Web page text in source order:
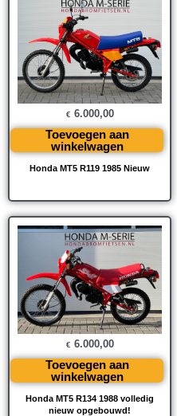
Honda MT5 R119 1985 Nieuw
€ 6.000,00
Toevoegen aan
winkelwagen
Honda MT5 R134 1988 volledig
nieuw opgebouwd!
€ 6.000,00
Toevoegen aan
winkelwagen